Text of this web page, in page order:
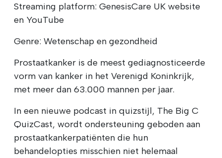
Streaming platform: GenesisCare UK website
en YouTube
Genre: Wetenschap en gezondheid
Prostaatkanker is de meest gediagnosticeerde
vorm van kanker in het Verenigd Koninkrijk,
met meer dan 63.000 mannen per jaar.
In een nieuwe podcast in quizstijl, The Big C
QuizCast, wordt ondersteuning geboden aan
prostaatkankerpatiënten die hun
behandelopties misschien niet helemaal